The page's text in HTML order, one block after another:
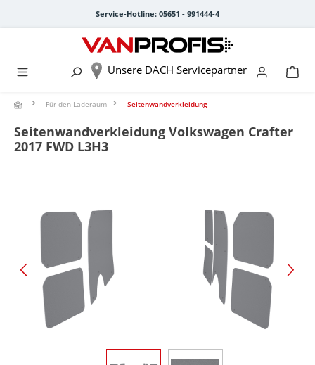
Service-Hotline: 05651 - 991444-4
Unsere DACH Servicepartner
Für den Laderaum Seitenwandverkleidung
Seitenwandverkleidung Volkswagen Crafter
2017 FWD L3H3